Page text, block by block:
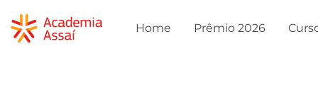
Home Prêmio 2026